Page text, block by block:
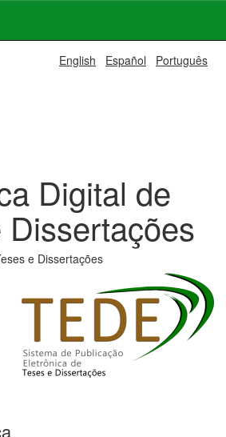
English Español Português
Digital de
Dissertações
e Dissertações